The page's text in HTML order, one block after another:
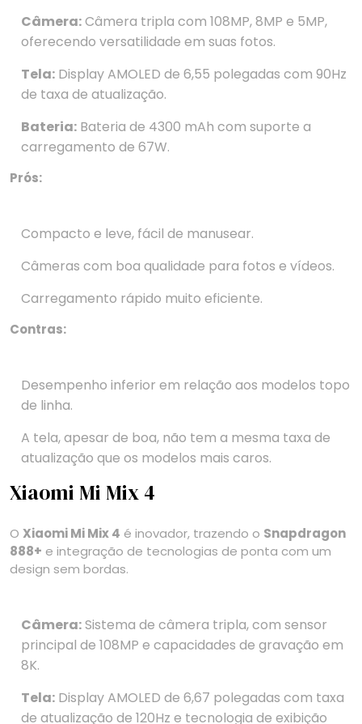
Câmera:Câmera tripla com 108MP, 8MP e 5MP,
oferecendo versatilidade em suas fotos.
Tela: Display AMOLED de 6,55 polegadas com 90Hz
de taxa de atualização.
Bateria: Bateria de 4300 mAh com suporte a
carregamento de 67W.
Prós:
Compacto e leve, fácil de manusear.
Câmeras com boa qualidade para fotos e vídeos.
Carregamento rápido muito eficiente.
Contras:
Desempenho inferior em relação aos modelos topo
de linha.
A tela, apesar de boa, não tem a mesma taxa de
atualização que os modelos mais caros.
Xiaomi Mi Mix 4
O Xiaomi Mi Mix 4 é inovador, trazendo o Snapdragon
888+ e integração de tecnologias de ponta com um
design sem bordas.
Câmera:Sistema de câmera tripla, com sensor
principal de 108MP e capacidades de gravação em
8K.
Tela: Display AMOLED de 6,67 polegadas com taxa
de atualização de 120Hz e tecnologia de exibição